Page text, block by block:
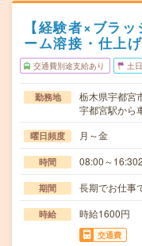
【経験者×ブラ
ーム溶接・仕上
交通費別途支給あり 土
勤務地
栃木県宇都宮
宇都宮駅から
曜日頻度 月～金
時間 08:00～
期間 長期でお仕事
時給 時給1600円
交通費